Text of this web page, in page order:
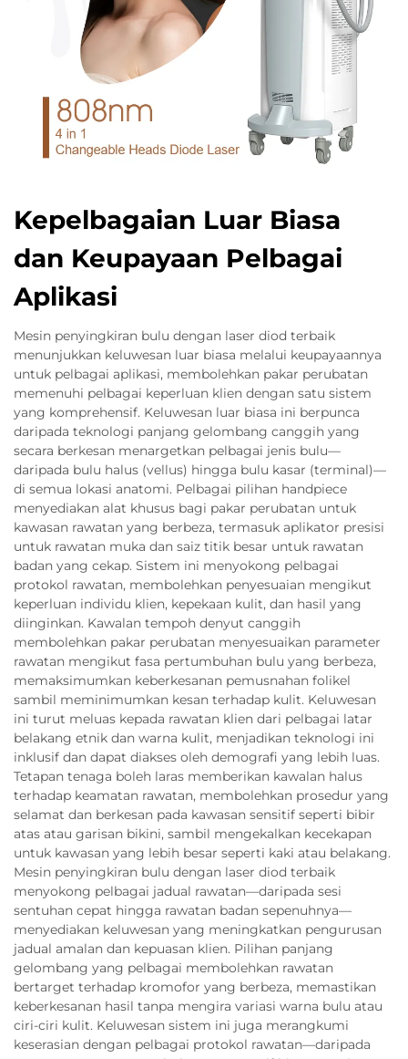
Kepelbagaian Luar Biasa
dan Keupayaan Pelbagai
Aplikasi
Mesin penyingkiran bulu dengan laser diod terbaik
menunjukkan keluwesan luar biasa melalui keupayaannya
untuk pelbagai aplikasi, membolehkan pakar perubatan
memenuhi pelbagai keperluan klien dengan satu sistem
yang komprehensif. Keluwesan luar biasa ini berpunca
daripada teknologi panjang gelombang canggih yang
secara berkesan menargetkan pelbagai jenis bulu—
daripada bulu halus (vellus) hingga bulu kasar (terminal)—
di semua lokasi anatomi. Pelbagai pilihan handpiece
menyediakan alat khusus bagi pakar perubatan untuk
kawasan rawatan yang berbeza, termasuk aplikator presisi
untuk rawatan muka dan saiz titik besar untuk rawatan
badan yang cekap. Sistem ini menyokong pelbagai
protokol rawatan, membolehkan penyesuaian mengikut
keperluan individu klien, kepekaan kulit, dan hasil yang
diinginkan. Kawalan tempoh denyut canggih
membolehkan pakar perubatan menyesuaikan parameter
rawatan mengikut fasa pertumbuhan bulu yang berbeza,
memaksimumkan keberkesanan pemusnahan folikel
sambil meminimumkan kesan terhadap kulit. Keluwesan
ini turut meluas kepada rawatan klien dari pelbagai latar
belakang etnik dan warna kulit, menjadikan teknologi ini
inklusif dan dapat diakses oleh demografi yang lebih luas.
Tetapan tenaga boleh laras memberikan kawalan halus
terhadap keamatan rawatan, membolehkan prosedur yang
selamat dan berkesan pada kawasan sensitif seperti bibir
atas atau garisan bikini, sambil mengekalkan kecekapan
untuk kawasan yang lebih besar seperti kaki atau belakang.
Mesin penyingkiran bulu dengan laser diod terbaik
menyokong pelbagai jadual rawatan—daripada sesi
sentuhan cepat hingga rawatan badan sepenuhnya—
menyediakan keluwesan yang meningkatkan pengurusan
jadual amalan dan kepuasan klien. Pilihan panjang
gelombang yang pelbagai membolehkan rawatan
bertarget terhadap kromofor yang berbeza, memastikan
keberkesanan hasil tanpa mengira variasi warna bulu atau
ciri-ciri kulit. Keluwesan sistem ini juga merangkumi
keserasian dengan pelbagai protokol rawatan—daripada